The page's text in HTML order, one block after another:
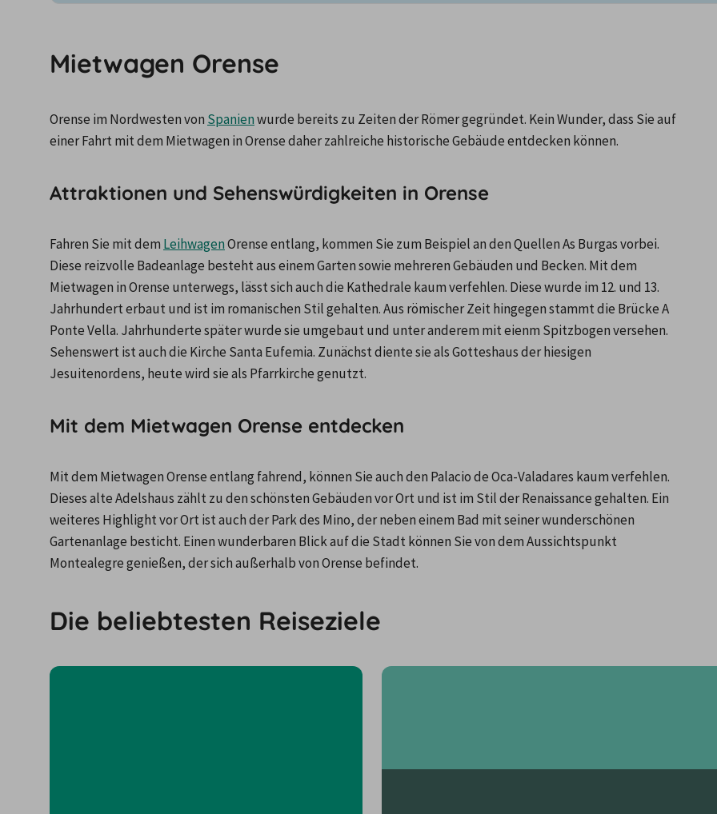
Mietwagen Orense
Orense im Nordwesten von Spanien wurde bereits zu Zeiten der Römer gegründet. Kein Wunder, dass Sie auf
einer Fahrt mit dem Mietwagen in Orense daher zahlreiche historische Gebäude entdecken können.
Attraktionen und Sehenswürdigkeiten in Orense
Fahren Sie mit dem Leihwagen Orense entlang, kommen Sie zum Beispiel an den Quellen As Burgas vorbei.
Diese reizvolle Badeanlage besteht aus einem Garten sowie mehreren Gebäuden und Becken. Mit dem
Mietwagen in Orense unterwegs, lässt sich auch die Kathedrale kaum verfehlen. Diese wurde im 12. und 13.
Jahrhundert erbaut und ist im romanischen Stil gehalten. Aus römischer Zeit hingegen stammt die Brücke A
Ponte Vella. Jahrhunderte später wurde sie umgebaut und unter anderem mit eienm Spitzbogen versehen.
Sehenswert ist auch die Kirche Santa Eufemia. Zunächst diente sie als Gotteshaus der hiesigen
Jesuitenordens, heute wird sie als Pfarrkirche genutzt.
Mit dem Mietwagen Orense entdecken
Mit dem Mietwagen Orense entlang fahrend, können Sie auch den Palacio de Oca-Valadares kaum verfehlen.
Dieses alte Adelshaus zählt zu den schönsten Gebäuden vor Ort und ist im Stil der Renaissance gehalten. Ein
weiteres Highlight vor Ort ist auch der Park des Mino, der neben einem Bad mit seiner wunderschönen
Gartenanlage besticht. Einen wunderbaren Blick auf die Stadt können Sie von dem Aussichtspunkt
Montealegre genießen, der sich außerhalb von Orense befindet.
Die beliebtesten Reiseziele